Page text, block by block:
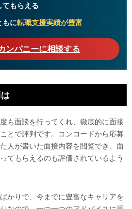
てもらえる
もに転職支援実績が豊富
ンパニーに相談する
も面談を行ってくれ、徹底的に面接
とで評判です。コンコードから応募
人が書いた面接内容を閲覧でき、面
てもらえるのも評価されているよう
かりで、今までに豊富なキャリアを